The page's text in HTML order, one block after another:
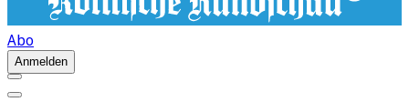
Abo
Anmelden